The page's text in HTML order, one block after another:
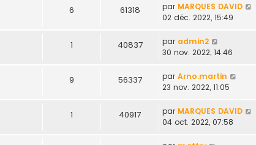
6 61318 par MARQUES DAVID
02 déc. 2022, 15:49
1 40837 par admin2
30 nov. 2022, 14:46
9 56337 par Arno.martin
23 nov. 2022, 11:05
1 40917 par MARQUES DAVID
04 oct. 2022, 07:58